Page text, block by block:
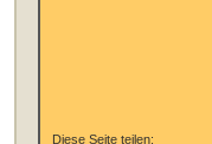
Diese Seite teilen: